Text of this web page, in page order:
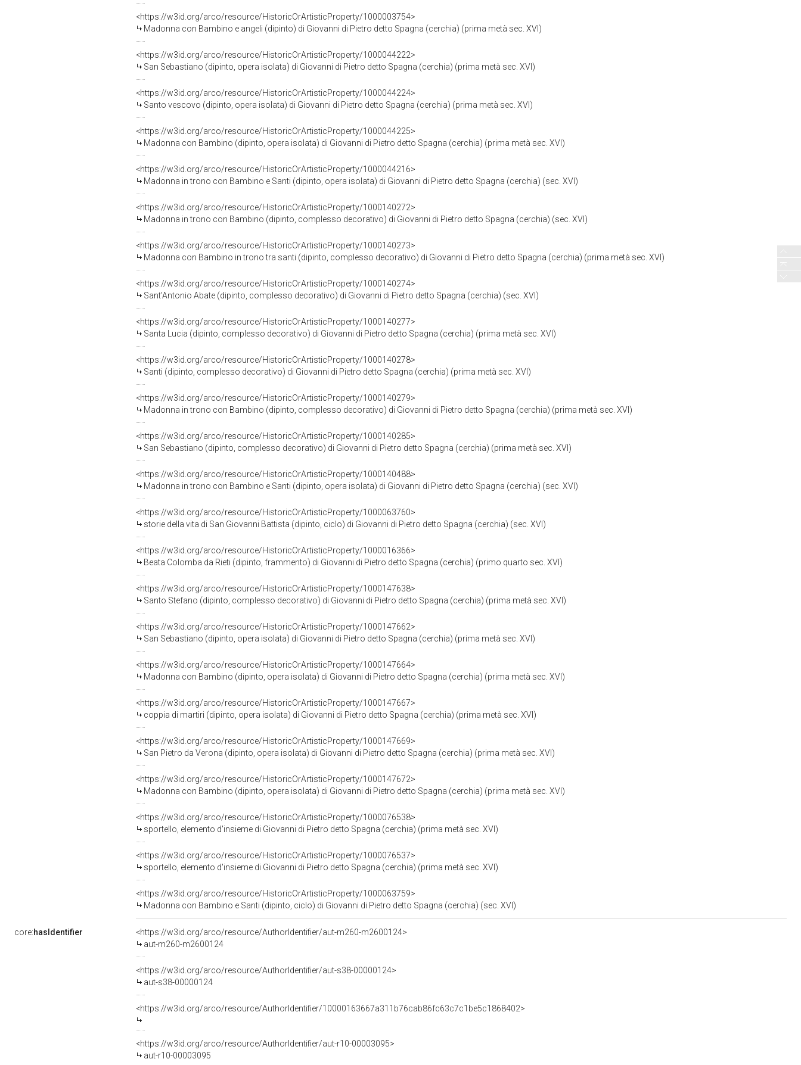
<https://w3id.org/arco/resource/HistoricOrArtisticProperty/1000003754>
Madonna con Bambino e angeli (dipinto) di Giovanni di Pietro detto Spagna (cerchia) (prima metà sec. XVI)
<https://w3id.org/arco/resource/HistoricOrArtisticProperty/1000044222>
San Sebastiano (dipinto, opera isolata) di Giovanni di Pietro detto Spagna (cerchia) (prima metà sec. XVI)
<https://w3id.org/arco/resource/HistoricOrArtisticProperty/1000044224>
Santo vescovo (dipinto, opera isolata) di Giovanni di Pietro detto Spagna (cerchia) (prima metà sec. XVI)
<https://w3id.org/arco/resource/HistoricOrArtisticProperty/1000044225>
Madonna con Bambino (dipinto, opera isolata) di Giovanni di Pietro detto Spagna (cerchia) (prima metà sec. XVI)
<https://w3id.org/arco/resource/HistoricOrArtisticProperty/1000044216>
Madonna in trono con Bambino e Santi (dipinto, opera isolata) di Giovanni di Pietro detto Spagna (cerchia) (sec. XVI)
<https://w3id.org/arco/resource/HistoricOrArtisticProperty/1000140272>
Madonna in trono con Bambino (dipinto, complesso decorativo) di Giovanni di Pietro detto Spagna (cerchia) (sec. XVI)
<https://w3id.org/arco/resource/HistoricOrArtisticProperty/1000140273>
Madonna con Bambino in trono tra santi (dipinto, complesso decorativo) di Giovanni di Pietro detto Spagna (cerchia) (prima metà sec. XVI)
<https://w3id.org/arco/resource/HistoricOrArtisticProperty/1000140274>
Sant'Antonio Abate (dipinto, complesso decorativo) di Giovanni di Pietro detto Spagna (cerchia) (sec. XVI)
<https://w3id.org/arco/resource/HistoricOrArtisticProperty/1000140277>
Santa Lucia (dipinto, complesso decorativo) di Giovanni di Pietro detto Spagna (cerchia) (prima metà sec. XVI)
<https://w3id.org/arco/resource/HistoricOrArtisticProperty/1000140278>
Santi (dipinto, complesso decorativo) di Giovanni di Pietro detto Spagna (cerchia) (prima metà sec. XVI)
<https://w3id.org/arco/resource/HistoricOrArtisticProperty/1000140279>
Madonna in trono con Bambino (dipinto, complesso decorativo) di Giovanni di Pietro detto Spagna (cerchia) (prima metà sec. XVI)
<https://w3id.org/arco/resource/HistoricOrArtisticProperty/1000140285>
San Sebastiano (dipinto, complesso decorativo) di Giovanni di Pietro detto Spagna (cerchia) (prima metà sec. XVI)
<https://w3id.org/arco/resource/HistoricOrArtisticProperty/1000140488>
Madonna in trono con Bambino e Santi (dipinto, opera isolata) di Giovanni di Pietro detto Spagna (cerchia) (sec. XVI)
<https://w3id.org/arco/resource/HistoricOrArtisticProperty/1000063760>
storie della vita di San Giovanni Battista (dipinto, ciclo) di Giovanni di Pietro detto Spagna (cerchia) (sec. XVI)
<https://w3id.org/arco/resource/HistoricOrArtisticProperty/1000016366>
Beata Colomba da Rieti (dipinto, frammento) di Giovanni di Pietro detto Spagna (cerchia) (primo quarto sec. XVI)
<https://w3id.org/arco/resource/HistoricOrArtisticProperty/1000147638>
Santo Stefano (dipinto, complesso decorativo) di Giovanni di Pietro detto Spagna (cerchia) (prima metà sec. XVI)
<https://w3id.org/arco/resource/HistoricOrArtisticProperty/1000147662>
San Sebastiano (dipinto, opera isolata) di Giovanni di Pietro detto Spagna (cerchia) (prima metà sec. XVI)
<https://w3id.org/arco/resource/HistoricOrArtisticProperty/1000147664>
Madonna con Bambino (dipinto, opera isolata) di Giovanni di Pietro detto Spagna (cerchia) (prima metà sec. XVI)
<https://w3id.org/arco/resource/HistoricOrArtisticProperty/1000147667>
coppia di martiri (dipinto, opera isolata) di Giovanni di Pietro detto Spagna (cerchia) (prima metà sec. XVI)
<https://w3id.org/arco/resource/HistoricOrArtisticProperty/1000147669>
San Pietro da Verona (dipinto, opera isolata) di Giovanni di Pietro detto Spagna (cerchia) (prima metà sec. XVI)
<https://w3id.org/arco/resource/HistoricOrArtisticProperty/1000147672>
Madonna con Bambino (dipinto, opera isolata) di Giovanni di Pietro detto Spagna (cerchia) (prima metà sec. XVI)
<https://w3id.org/arco/resource/HistoricOrArtisticProperty/1000076538>
sportello, elemento d'insieme di Giovanni di Pietro detto Spagna (cerchia) (prima metà sec. XVI)
<https://w3id.org/arco/resource/HistoricOrArtisticProperty/1000076537>
sportello, elemento d'insieme di Giovanni di Pietro detto Spagna (cerchia) (prima metà sec. XVI)
<https://w3id.org/arco/resource/HistoricOrArtisticProperty/1000063759>
Madonna con Bambino e Santi (dipinto, ciclo) di Giovanni di Pietro detto Spagna (cerchia) (sec. XVI)
core:hasIdentifier
<https://w3id.org/arco/resource/AuthorIdentifier/aut-m260-m2600124>
aut-m260-m2600124
<https://w3id.org/arco/resource/AuthorIdentifier/aut-s38-00000124>
aut-s38-00000124
<https://w3id.org/arco/resource/AuthorIdentifier/10000163667a311b76cab86fc63c7c1be5c1868402>
<https://w3id.org/arco/resource/AuthorIdentifier/aut-r10-00003095>
aut-r10-00003095